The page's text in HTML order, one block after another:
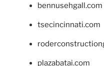
bennusehgall.com
tsecincinnati.com
plazabatai.com